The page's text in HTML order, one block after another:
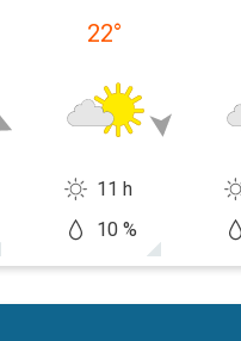
22°
11 h
10 %